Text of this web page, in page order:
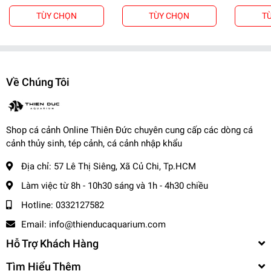
- Nội thành: + Hỏa Tốc: 1-2 tiếng ( Tính theo phí grab )
+ Nhanh : 1- 2 ngày
Cá Cảnh Thiên Đức
☎️
Hotline (Zalo): 0332127582 / 0982577871
🌎Website:cacanhthienduc.com
Địa chỉ: 57 Lê Thị Siêng, Ấp Tiền, Tân Thông Hội, Củ Chi
#cacanh #cathuysinh #caneon #cacanhgiare #thuysinhgiare
Cảm ơn quý khách đã tin tưởng và ủng hộ
TÙY CHỌN TÙY CHỌN
Về Chúng Tôi
Shop cá cảnh Online Thiên Đức chuyên cung cấp các dòng cá
cảnh thủy sinh, tép cảnh, cá cảnh nhập khẩu
Địa chỉ: 57 Lê Thị Siêng, Xã Củ Chi, Tp.HCM
Làm việc từ 8h - 10h30 sáng và 1h - 4h30 chiều
Hotline: 0332127582
Email: info@thienducaquarium.com
Hỗ Trợ Khách Hàng
Tìm Hiểu Thêm